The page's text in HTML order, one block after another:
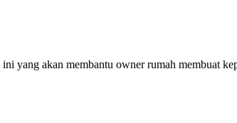
yang akan membantu owner rumah membuat